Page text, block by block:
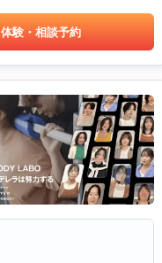
体験・相談予約